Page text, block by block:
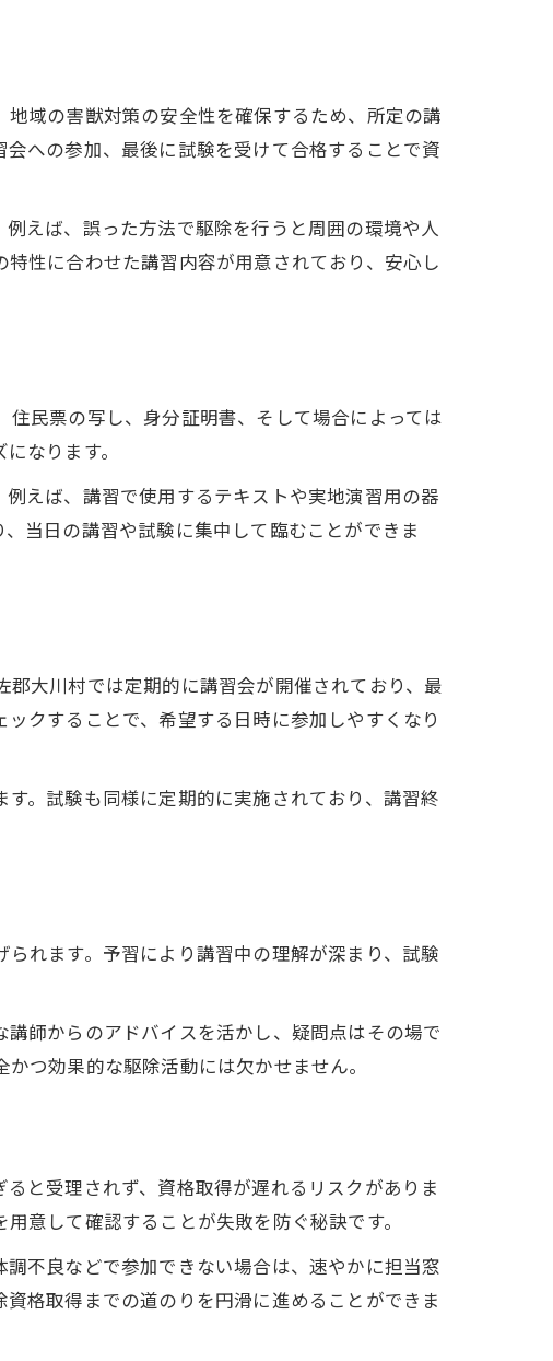
域の害獣対策の安全性を確保するため、所定の講
への参加、最後に試験を受けて合格することで資
えば、誤った方法で駆除を行うと周囲の環境や人
性に合わせた講習内容が用意されており、安心し
民票の写し、身分証明書、そして場合によっては
なります。
えば、講習で使用するテキストや実地演習用の器
当日の講習や試験に集中して臨むことができま
大川村では定期的に講習会が開催されており、最
クすることで、希望する日時に参加しやすくなり
。試験も同様に定期的に実施されており、講習終
れます。予習により講習中の理解が深まり、試験
師からのアドバイスを活かし、疑問点はその場で
つ効果的な駆除活動には欠かせません。
と受理されず、資格取得が遅れるリスクがありま
意して確認することが失敗を防ぐ秘訣です。
不良などで参加できない場合は、速やかに担当窓
格取得までの道のりを円滑に進めることができま